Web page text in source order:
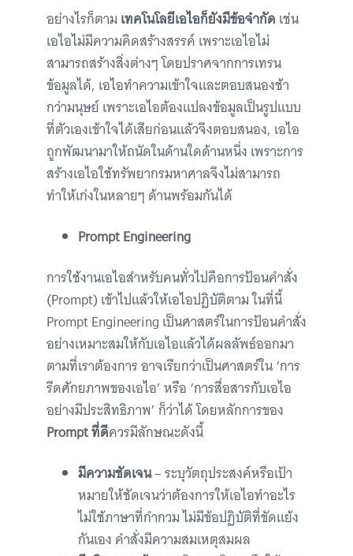
อย่างไรก็ตาม เทคโนโลยีเอไอก็ยังมีข้อจำกัด เช่น
เอไอไม่มีความคิดสร้างสรรค์ เพราะเอไอไม่
สามารถสร้างสิ่งต่างๆ โดยปราศจากการเทรน
ข้อมูลได้, เอไอทำความเข้าใจและตอบสนองช้า
กว่ามนุษย์ เพราะเอไอต้องแปลงข้อมูลเป็นรูปแบบ
ที่ตัวเองเข้าใจได้เสียก่อนแล้วจึงตอบสนอง, เอไอ
ถูกพัฒนามาให้ถนัดในด้านใดด้านหนึ่ง เพราะการ
สร้างเอไอใช้ทรัพยากรมหาศาลจึงไม่สามารถ
ทำให้เก่งในหลายๆ ด้านพร้อมกันได้
Prompt Engineering
การใช้งานเอไอสำหรับคนทั่วไปคือการป้อนคำสั่ง
(Prompt) เข้าไปแล้วให้เอไอปฏิบัติตาม ในที่นี้
Prompt Engineering เป็นศาสตร์ในการป้อนคำสั่ง
อย่างเหมาะสมให้กับเอไอแล้วได้ผลลัพธ์ออกมา
ตามที่เราต้องการ อาจเรียกว่าเป็นศาสตร์ใน ‘การ
รีดศักยภาพของเอไอ’ หรือ ‘การสื่อสารกับเอไอ
อย่างมีประสิทธิภาพ’ ก็ว่าได้ โดยหลักการของ
Prompt ที่ดีควรมีลักษณะดังนี้
มีความชัดเจน– ระบุวัตถุประสงค์หรือเป้า
หมายให้ชัดเจนว่าต้องการให้เอไอทำอะไร
ไม่ใช้ภาษาที่กำกวม ไม่มีข้อปฏิบัติที่ขัดแย้ง
กันเอง คำสั่งมีความสมเหตุสมผล